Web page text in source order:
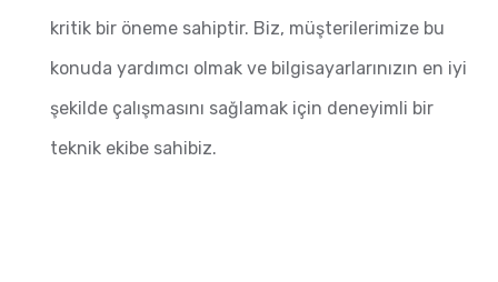
kritik bir öneme sahiptir. Biz, müşterilerimize bu
konuda yardımcı olmak ve bilgisayarlarınızın en iyi
şekilde çalışmasını sağlamak için deneyimli bir
teknik ekibe sahibiz.